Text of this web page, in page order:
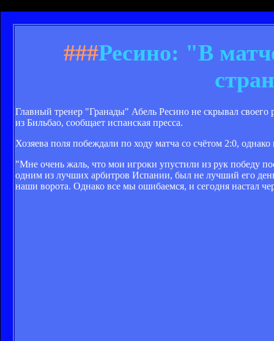
###Ресино: "В
Главный тренер "Гранады" Абель Ресино не скрывал своего
из Бильбао, сообщает испанская пресса.
Хозяева поля побеждали по ходу матча со счётом 2:0,
"Мне очень жаль, что мои игроки упустили из рук победу
одним из лучших арбитров Испании, был не лучший его
наши ворота. Однако все мы ошибаемся, и сегодня настал